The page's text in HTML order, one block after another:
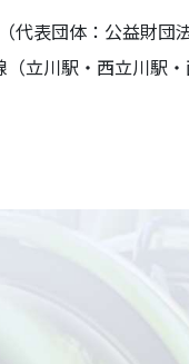
代表団体：公益財団
立川駅・西立川駅